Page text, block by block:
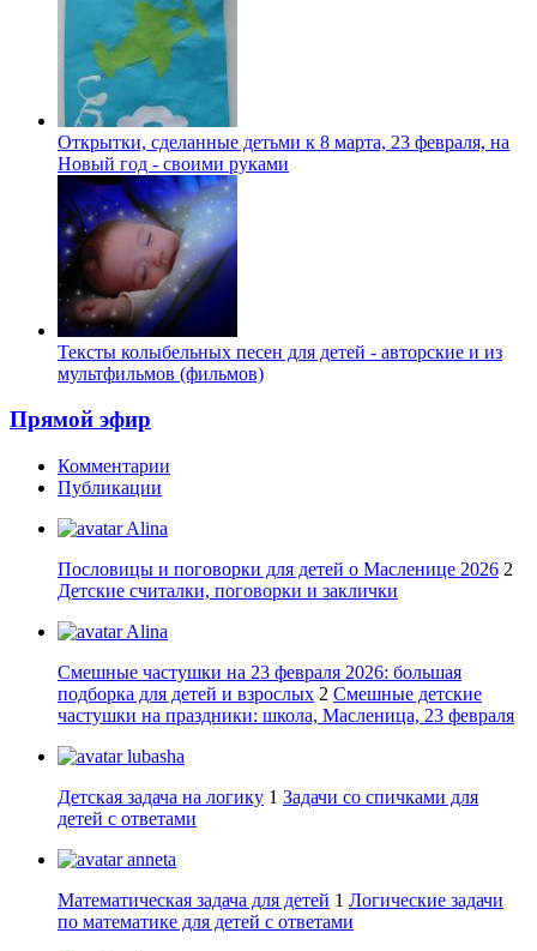
Открытки, сделанные детьми к 8 марта, 23 февраля, на
Новый год - своими руками
Тексты колыбельных песен для детей - авторские и из
мультфильмов (фильмов)
Прямой эфир
Комментарии
Публикации
Alina
Пословицы и поговорки для детей о Масленице 2026 2
Детские считалки, поговорки и заклички
Alina
Смешные частушки на 23 февраля 2026: большая
подборка для детей и взрослых 2 Смешные детские
частушки на праздники: школа, Масленица, 23 февраля
lubasha
Детская задача на логику 1 Задачи со спичками для
детей с ответами
anneta
Математическая задача для детей 1 Логические задачи
по математике для детей с ответами